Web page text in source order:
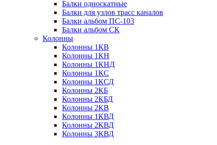
Балки односкатные
Балки для узлов трасс каналов
Балки альбом ПС-103
Балки альбом СК
Колонны
Колонны 1КВ
Колонны 1КН
Колонны 1КНД
Колонны 1КС
Колонны 1КСД
Колонны 2КБ
Колонны 2КБД
Колонны 2КВ
Колонны 1КВД
Колонны 2КВД
Колонны 3КВД